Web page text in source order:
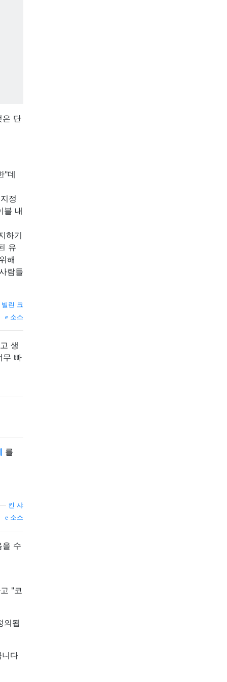
은 단
"데
정
블 내
하기
유
해
람들
빌린 크
소스
생
무 빠
를
킨 샤
소스
을 수
"코
의됩
다